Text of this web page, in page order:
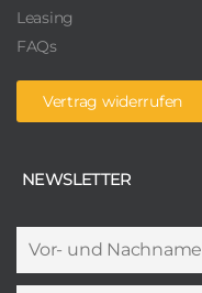
Leasing
FAQs
Vertrag widerrufen
NEWSLETTER